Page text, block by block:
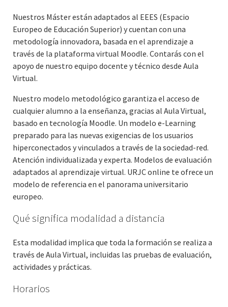
Nuestros Máster están adaptados al EEES (Espacio
Europeo de Educación Superior) y cuentan con una
metodología innovadora, basada en el aprendizaje a
través de la plataforma virtual Moodle. Contarás con el
apoyo de nuestro equipo docente y técnico desde Aula
Virtual.
Nuestro modelo metodológico garantiza el acceso de
cualquier alumno a la enseñanza, gracias al Aula Virtual,
basado en tecnología Moodle. Un modelo e-Learning
preparado para las nuevas exigencias de los usuarios
hiperconectados y vinculados a través de la sociedad-red.
Atención individualizada y experta. Modelos de evaluación
adaptados al aprendizaje virtual. URJC online te ofrece un
modelo de referencia en el panorama universitario
europeo.
Qué significa modalidad a distancia
Esta modalidad implica que toda la formación se realiza a
través de Aula Virtual, incluidas las pruebas de evaluación,
actividades y prácticas.
Horarios